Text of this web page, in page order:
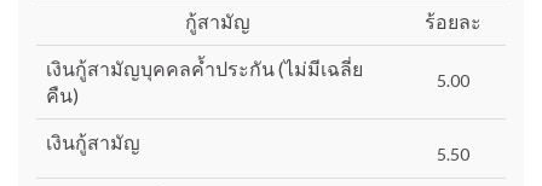
กู้สามัญ ร้อยละ
เงินกู้สามัญบุคคลค้ำประกัน (ไม่มีเฉลี่ย
คืน)
5.00
เงินกู้สามัญ
5.50